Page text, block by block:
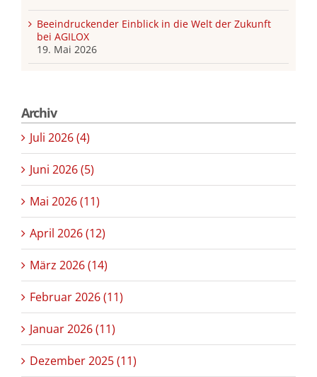
Beeindruckender Einblick in die Welt der Zukunft
bei AGILOX
19. Mai 2026
Archiv
Juli 2026 (4)
Juni 2026 (5)
Mai 2026 (11)
April 2026 (12)
März 2026 (14)
Februar 2026 (11)
Januar 2026 (11)
Dezember 2025 (11)